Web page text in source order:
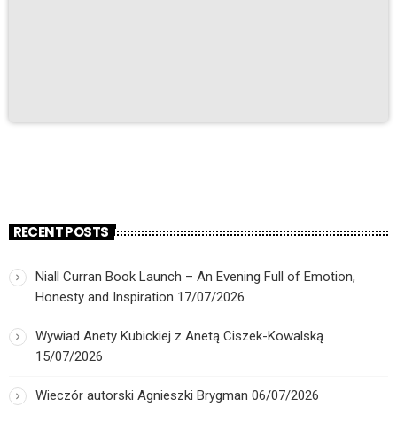
RECENT POSTS
Niall Curran Book Launch – An Evening Full of Emotion,
Honesty and Inspiration 17/07/2026
Wywiad Anety Kubickiej z Anetą Ciszek-Kowalską
15/07/2026
Wieczór autorski Agnieszki Brygman 06/07/2026